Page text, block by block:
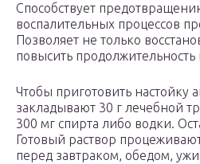
Способствует
воспалительных процессов
Позволяет не только
повысить
Чтобы приготовить настойку
закладывают 30 г лечебной
300 мг спирта либо водки.
Готовый раствор
перед завтраком, обедом,